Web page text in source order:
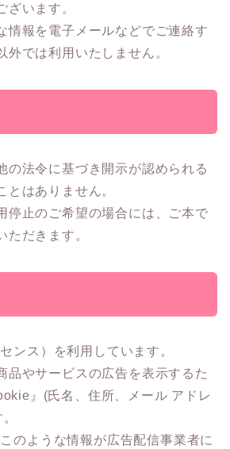
います。
情報を電子メールなどでご連絡す
では利用いたしません。
の法令に基づき開示が認められる
はありません。
停止のご希望の場合には、ご本で
だきます。
ンス）を利用しています。
品やサービスの広告を表示するた
』(氏名、住所、メール アドレ
のような情報が広告配信事業者に